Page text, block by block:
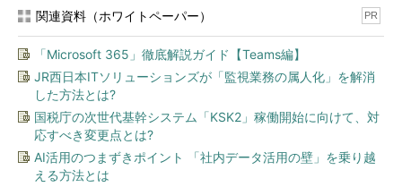
関連資料（ホワイトペーパー） PR
「Microsoft 365」徹底解説ガイド【Teams編】
JR西日本ITソリューションズが「監視業務の属人化」を解消
した方法とは?
国税庁の次世代基幹システム「KSK2」稼働開始に向けて、対
応すべき変更点とは?
AI活用のつまずきポイント 「社内データ活用の壁」を乗り越
える方法とは